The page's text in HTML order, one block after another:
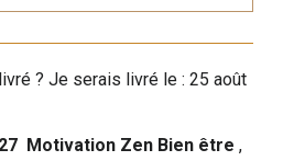
? Je serais livré le :25 août
Motivation Zen Bien être,